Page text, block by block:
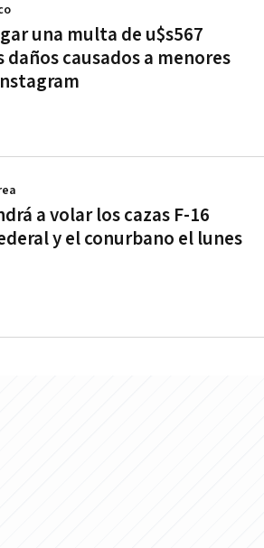
una multa de u$s567
causados a menores
a volar los cazas F-16
y el conurbano el lunes